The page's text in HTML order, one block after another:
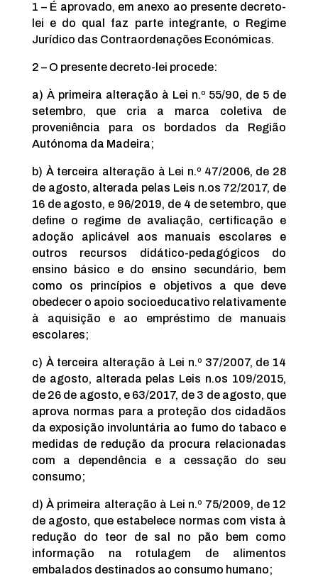
1 – É aprovado, em anexo ao presente decreto-
lei e do qual faz parte integrante, o Regime
Jurídico das Contraordenações Económicas.
2 – O presente decreto-lei procede:
a) À primeira alteração à Lei n.º 55/90, de 5 de
setembro, que cria a marca coletiva de
proveniência para os bordados da Região
Autónoma da Madeira;
b) À terceira alteração à Lei n.º 47/2006, de 28
de agosto, alterada pelas Leis n.os 72/2017, de
16 de agosto, e 96/2019, de 4 de setembro, que
define o regime de avaliação, certificação e
adoção aplicável aos manuais escolares e
outros recursos didático-pedagógicos do
ensino básico e do ensino secundário, bem
como os princípios e objetivos a que deve
obedecer o apoio socioeducativo relativamente
à aquisição e ao empréstimo de manuais
escolares;
c) À terceira alteração à Lei n.º 37/2007, de 14
de agosto, alterada pelas Leis n.os 109/2015,
de 26 de agosto, e 63/2017, de 3 de agosto, que
aprova normas para a proteção dos cidadãos
da exposição involuntária ao fumo do tabaco e
medidas de redução da procura relacionadas
com a dependência e a cessação do seu
consumo;
d) À primeira alteração à Lei n.º 75/2009, de 12
de agosto, que estabelece normas com vista à
redução do teor de sal no pão bem como
informação na rotulagem de alimentos
embalados destinados ao consumo humano;